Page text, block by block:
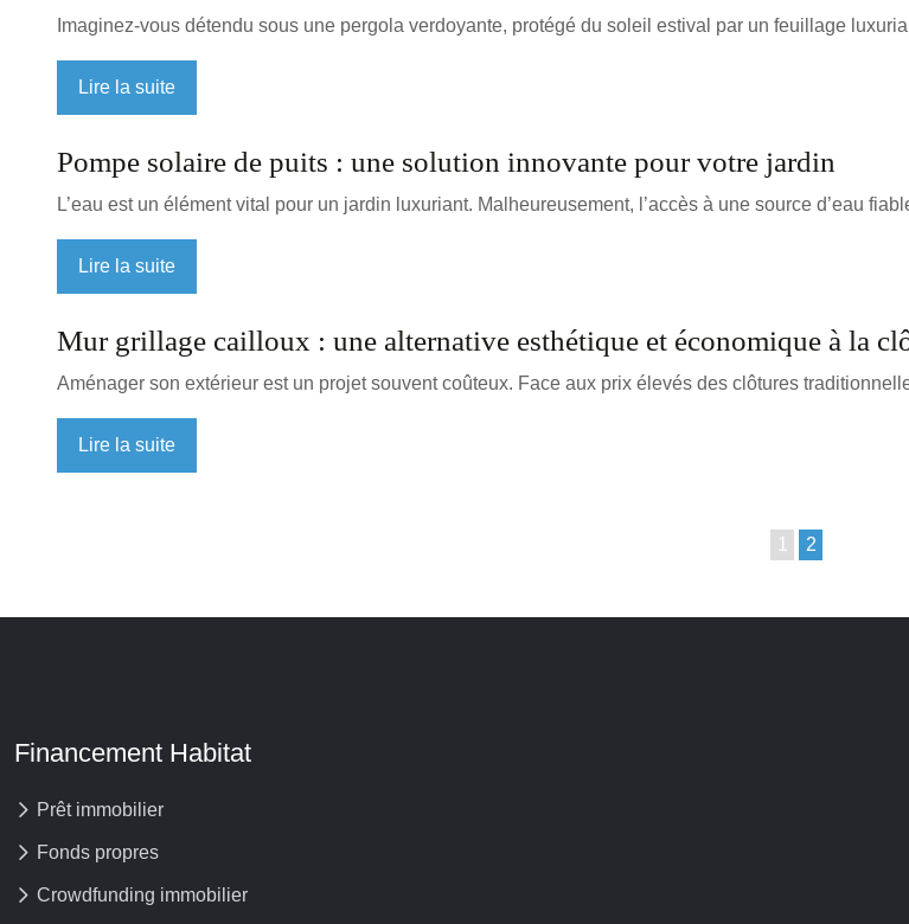
Imaginez-vous détendu sous une pergola verdoyante, protégé du soleil estival par un feuillage
Lire la suite
Pompe solaire de puits : une solution innovante pour votre jardin
L’eau est un élément vital pour un jardin luxuriant. Malheureusement, l’accès à une source d’eau
Lire la suite
Mur grillage cailloux : une alternative esthétique et économique à la
Aménager son extérieur est un projet souvent coûteux. Face aux prix élevés des clôtures
Lire la suite
1 2
Financement Habitat
Prêt immobilier
Fonds propres
Crowdfunding immobilier